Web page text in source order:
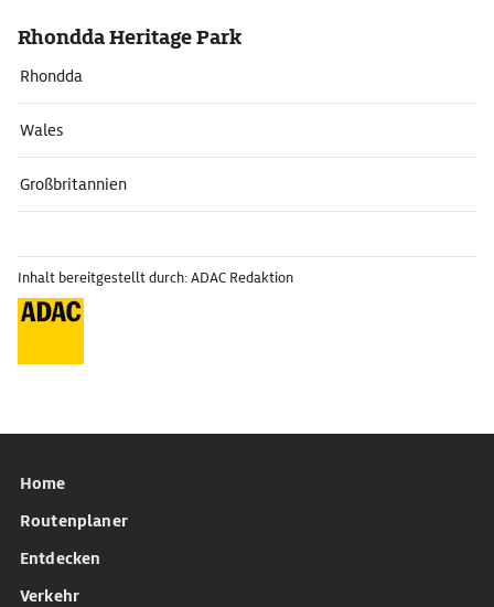
Rhondda Heritage Park
Rhondda
Wales
Großbritannien
Inhalt bereitgestellt durch: ADAC Redaktion
Home
Routenplaner
Entdecken
Verkehr